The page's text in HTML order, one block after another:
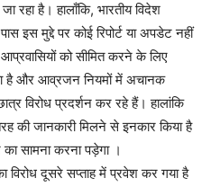
रहा है। हालाँकि, भारतीय विदेश
इस मुद्दे पर कोई रिपोर्ट या अपडेट नहीं
को सीमित करने के लिए
है और आव्रजन नियमों में अचानक
विरोध प्रदर्शन कर रहे हैं। हालांकि
की जानकारी मिलने से इनकार किया है
सामना करना पड़ेगा ।
विरोध दूसरे सप्ताह में प्रवेश कर गया है